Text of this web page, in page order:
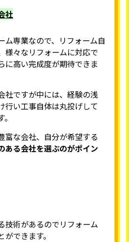
社
ム専業なので、リフォーム自
様々なリフォームに対応で
に高い完成度が期待できま
社ですが中には、経験の浅
行い工事自体は丸投げして
富な会社、自分が希望する
ある会社を選ぶのがポイン
技術があるのでリフォーム
できます。